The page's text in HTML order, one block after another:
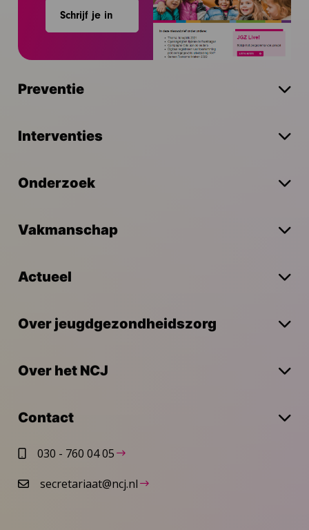
Schrijf je in
Preventie
Interventies
Onderzoek
Vakmanschap
Actueel
Over jeugdgezondheidszorg
Over het NCJ
Contact
030 - 760 04 05
secretariaat@ncj.nl